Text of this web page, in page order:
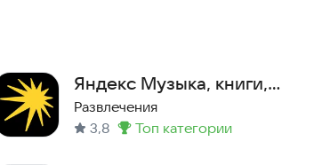
Яндекс Музыка, книги,
подкасты
Развлечения
3,8
Метка :
топ категории